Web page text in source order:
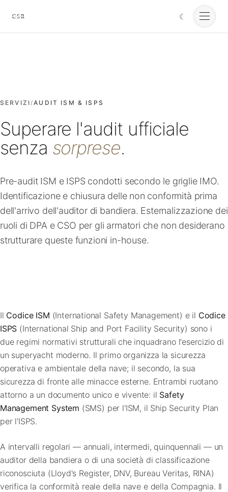
Cursorio
☾
Cursorio Manager
Strumenti
Chi siamo
FAQ
SERVIZI/AUDIT ISM & ISPS
Superare l'audit ufficiale
senza sorprese.
Pre-audit ISM e ISPS condotti secondo le griglie IMO.
Identificazione e chiusura delle non conformità prima
dell'arrivo dell'auditor di bandiera. Esternalizzazione dei
ruoli di DPA e CSO per gli armatori che non desiderano
strutturare queste funzioni in-house.
Il Codice ISM (International Safety Management) e il Codice
ISPS (International Ship and Port Facility Security) sono i
due regimi normativi strutturali che inquadrano l'esercizio di
un superyacht moderno. Il primo organizza la sicurezza
operativa e ambientale della nave; il secondo, la sua
sicurezza di fronte alle minacce esterne. Entrambi ruotano
attorno a un documento unico e vivente: il Safety
Management System (SMS) per l'ISM, il Ship Security Plan
per l'ISPS.
A intervalli regolari — annuali, intermedi, quinquennali — un
auditor della bandiera o di una società di classificazione
riconosciuta (Lloyd's Register, DNV, Bureau Veritas, RINA)
verifica la conformità reale della nave e della Compagnia. Il